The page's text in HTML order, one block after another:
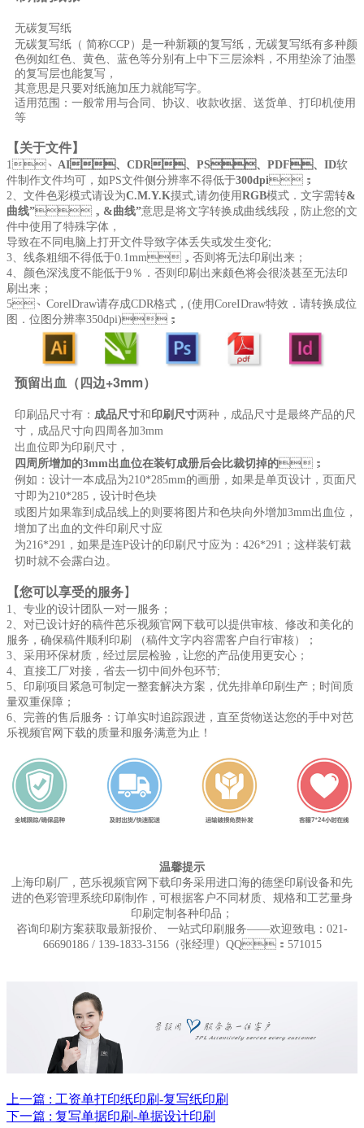
无碳复写纸
无碳复写纸（ 简称CCP）是一种新颖的复写纸，无碳复写纸有多种颜
色例如红色、黄色、蓝色等分别有上中下三层涂料，不用垫涂了油墨
的复写层也能复写，
其意思是只要对纸施加压力就能写字。
适用范围：一般常用与合同、协议、收款收据、送货单、打印机使用
等
【关于文件】
1、 AI、CDR、PS、PDF、ID软
件制作文件均可，如PS文件侧分辨率不得低于300dpi；
2、文件色彩模式请设为C.M.Y.K摸式,请勿使用RGB模式．文字需转&
曲线”， &曲线”意思是将文字转换成曲线线段，防止您的文
件中使用了特殊字体，
导致在不同电脑上打开文件导致字体丢失或发生变化;
3、线条粗细不得低于0.1mm，否则将无法印刷出来；
4、颜色深浅度不能低于9％．否则印刷出来颇色将会很淡甚至无法印
刷出来；
5、CorelDraw请存成CDR格式，(使用CoreIDraw特效．请转换成位
图．位图分辨率350dpi)；
预留出血（四边+3mm）
印刷品尺寸有： 成品尺寸和 印刷尺寸两种，成品尺寸是最终产品的尺
寸，成品尺寸向四周各加3mm
出血位即为印刷尺寸，
四周所增加的3mm出血位在装钉成册后会比裁切掉的；
例如：设计一本成品为210*285mm的画册，如果是单页设计，页面尺
寸即为210*285，设计时色块
或图片如果靠到成品线上的则要将图片和色块向外增加3mm出血位，
增加了出血的文件印刷尺寸应
为216*291，如果是连P设计的印刷尺寸应为：426*291；这样装钉裁
切时就不会露白边。
【您可以享受的服务】
1、专业的设计团队一对一服务；
2、对已设计好的稿件芭乐视频官网下载可以提供审核、修改和美化的
服务，确保稿件顺利印刷 （稿件文字内容需客户自行审核）；
3、采用环保材质，经过层层检验，让您的产品使用更安心；
4、直接工厂对接，省去一切中间外包环节;
5、印刷项目紧急可制定一整套解决方案，优先排单印刷生产；时间质
量双重保障；
6、完善的售后服务：订单实时追踪跟进，直至货物送达您的手中对芭
乐视频官网下载的质量和服务满意为止！
温馨提示
上海印刷厂，芭乐视频官网下载印务采用进口海的德堡印刷设备和先
进的色彩管理系统印刷制作，可根据客户不同材质、规格和工艺量身
印刷定制各种印品；
咨询印刷方案获取最新报价、 一站式印刷服务——欢迎致电：021-
66690186 / 139-1833-3156（张经理）QQ： 571015
上一篇 : 工资单打印纸印刷-复写纸印刷
下一篇 : 复写单据印刷-单据设计印刷